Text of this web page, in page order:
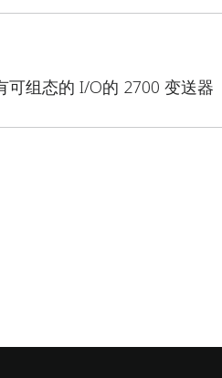
可组态的 I/O的 2700 变送器